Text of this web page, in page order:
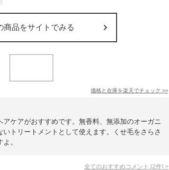
商品をサイトでみる
価格と在庫を楽天でチェック >>
ケアがおすすめです。無香料、無添加のオーガニ
トリートメントとして使えます。くせ毛をさらさ
。
全てのおすすめコメント (2件) >